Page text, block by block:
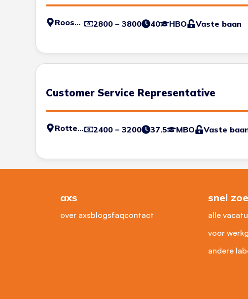
Roosendaal 2800 – 3800 40 HBO Vaste baan
Customer Service Representative
Rotterdam 2400 – 3200 37.5 MBO Vaste
axs
over axsblogsfaqcontact
snel
alle
voor
andere